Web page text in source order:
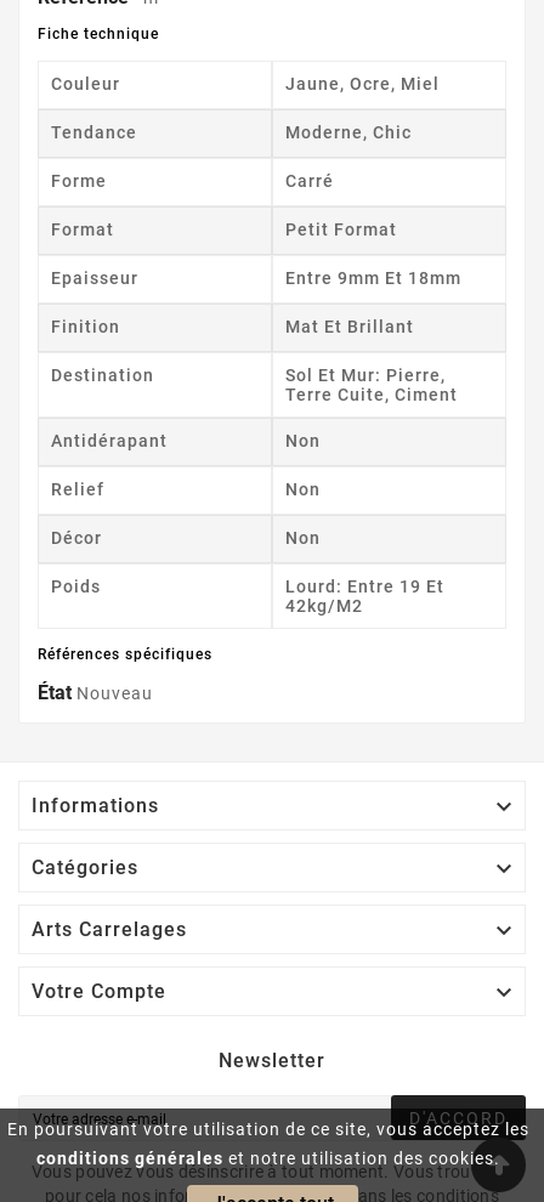
En poursuivant votre utilisation de ce site, vous acceptez les
conditions générales et notre utilisation des cookies.
Fiche technique
Couleur Jaune, Ocre, Miel
Tendance Moderne, Chic
Forme Carré
Format Petit Format
Epaisseur Entre 9mm Et 18mm
Finition Mat Et Brillant
Destination
Sol Et Mur: Pierre,
Terre Cuite, Ciment
Antidérapant Non
Relief Non
Décor Non
Poids
Lourd: Entre 19 Et
42kg/m2
Références spécifiques
État Nouveau
Informations 
Catégories 
Arts Carrelages 
Votre Compte 
Newsletter
D'ACCORD
Vous pouvez vous désinscrire à tout moment. Vous trouverez
pour cela nos informations de contact dans les conditions